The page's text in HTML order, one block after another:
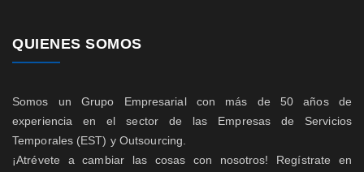
QUIENES SOMOS
Somos un Grupo Empresarial con más de 50 años de
experiencia en el sector de las Empresas de Servicios
Temporales (EST) y Outsourcing.
¡Atrévete a cambiar las cosas con nosotros! Regístrate en